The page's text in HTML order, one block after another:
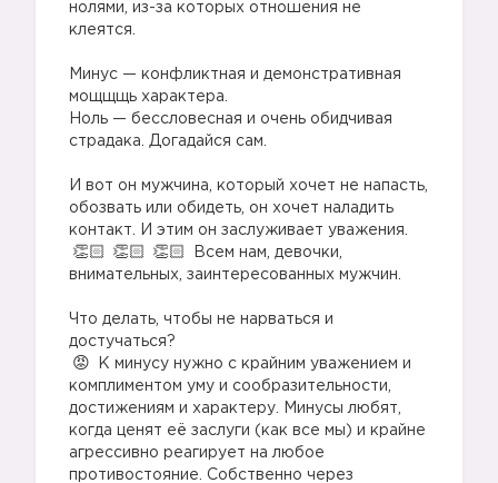
нолями, из-за которых отношения не
клеятся.
Минус — конфликтная и демонстративная
мощщщь характера.
Ноль — бессловесная и очень обидчивая
страдака. Догадайся сам.
И вот он мужчина, который хочет не напасть,
обозвать или обидеть, он хочет наладить
контакт. И этим он заслуживает уважения.
Всем нам, девочки,
внимательных, заинтересованных мужчин.
Что делать, чтобы не нарваться и
достучаться?
К минусу нужно с крайним уважением и
комплиментом уму и сообразительности,
достижениям и характеру. Минусы любят,
когда ценят её заслуги (как все мы) и крайне
агрессивно реагирует на любое
противостояние. Собственно через